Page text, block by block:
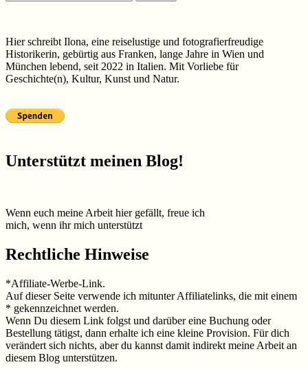
nach:
Hier schreibt Ilona, eine reiselustige und fotografierfreudige
Historikerin, gebürtig aus Franken, lange Jahre in Wien und
München lebend, seit 2022 in Italien. Mit Vorliebe für
Geschichte(n), Kultur, Kunst und Natur.
Unterstützt meinen Blog!
Wenn euch meine Arbeit hier gefällt, freue ich
mich, wenn ihr mich unterstützt
Rechtliche Hinweise
*Affiliate-Werbe-Link.
Auf dieser Seite verwende ich mitunter Affiliatelinks, die mit einem
* gekennzeichnet werden.
Wenn Du diesem Link folgst und darüber eine Buchung oder
Bestellung tätigst, dann erhalte ich eine kleine Provision. Für dich
verändert sich nichts, aber du kannst damit indirekt meine Arbeit an
diesem Blog unterstützen.